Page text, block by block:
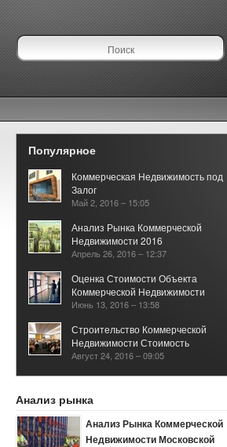
Популярное
Коммерческая Недвижимость под
Залог
Май 2, 2016 – 15:05
Анализ Рынка Коммерческой
Недвижимости 2016
Апрель 26, 2016 – 12:37
Оценка Стоимости Объекта
Коммерческой Недвижимости
Июнь 13, 2016 – 13:58
Строительство Коммерческой
Недвижимости Стоимость
Август 24, 2016 – 09:05
Налог на Коммерческую
Стоимости
Январь 3, 2017 – 12:04
Анализ рынка
Анализ Рынка Коммерческой
Недвижимости Московской